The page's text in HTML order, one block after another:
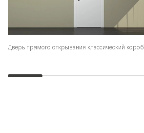
Дверь прямого открывания классический короб